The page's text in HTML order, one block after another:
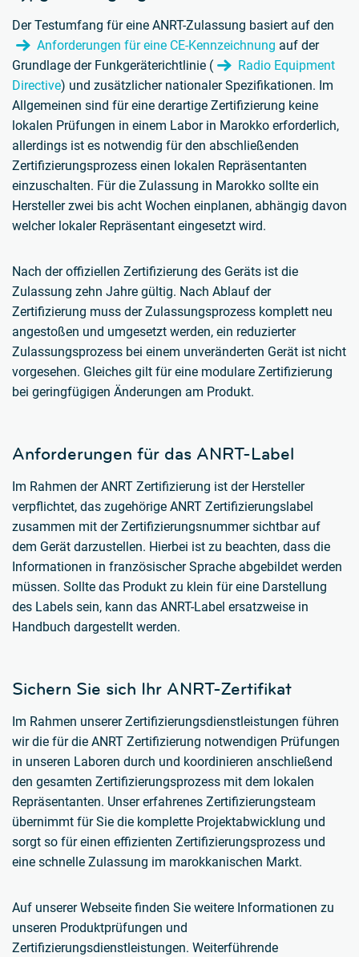
Der Testumfang für eine ANRT-Zulassung basiert auf den
Anforderungen für eine CE-Kennzeichnung auf der
Grundlage der Funkgeräterichtlinie (
Radio Equipment
Directive) und zusätzlicher nationaler Spezifikationen. Im
Allgemeinen sind für eine derartige Zertifizierung keine
lokalen Prüfungen in einem Labor in Marokko erforderlich,
allerdings ist es notwendig für den abschließenden
Zertifizierungsprozess einen lokalen Repräsentanten
einzuschalten. Für die Zulassung in Marokko sollte ein
Hersteller zwei bis acht Wochen einplanen, abhängig davon
welcher lokaler Repräsentant eingesetzt wird.
Nach der offiziellen Zertifizierung des Geräts ist die
Zulassung zehn Jahre gültig. Nach Ablauf der
Zertifizierung muss der Zulassungsprozess komplett neu
angestoßen und umgesetzt werden, ein reduzierter
Zulassungsprozess bei einem unveränderten Gerät ist nicht
vorgesehen. Gleiches gilt für eine modulare Zertifizierung
bei geringfügigen Änderungen am Produkt.
Anforderungen für das ANRT-Label
Im Rahmen der ANRT Zertifizierung ist der Hersteller
verpflichtet, das zugehörige ANRT Zertifizierungslabel
zusammen mit der Zertifizierungsnummer sichtbar auf
dem Gerät darzustellen. Hierbei ist zu beachten, dass die
Informationen in französischer Sprache abgebildet werden
müssen. Sollte das Produkt zu klein für eine Darstellung
des Labels sein, kann das ANRT-Label ersatzweise in
Handbuch dargestellt werden.
Sichern Sie sich Ihr ANRT-Zertifikat
Im Rahmen unserer Zertifizierungsdienstleistungen führen
wir die für die ANRT Zertifizierung notwendigen Prüfungen
in unseren Laboren durch und koordinieren anschließend
den gesamten Zertifizierungsprozess mit dem lokalen
Repräsentanten. Unser erfahrenes Zertifizierungsteam
übernimmt für Sie die komplette Projektabwicklung und
sorgt so für einen effizienten Zertifizierungsprozess und
eine schnelle Zulassung im marokkanischen Markt.
Auf unserer Webseite finden Sie weitere Informationen zu
unseren Produktprüfungen und
Zertifizierungsdienstleistungen. Weiterführende